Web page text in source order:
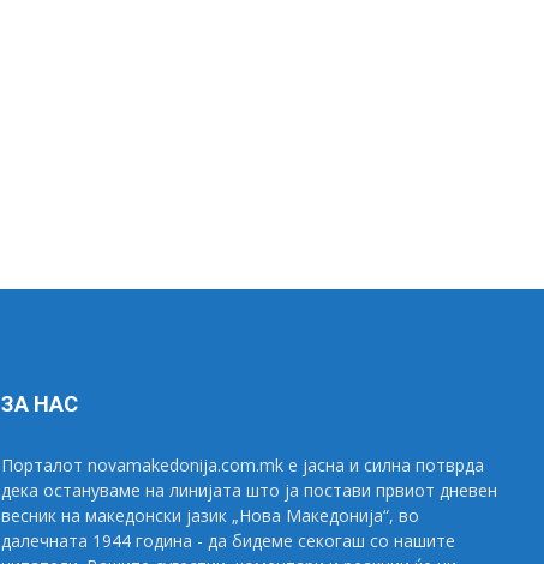
ЗА НАС
Порталот novamakedonija.com.mk е јасна и силна потврда
дека остануваме на линијата што ја постави првиот дневен
весник на македонски јазик „Нова Македонија“, во
далечната 1944 година - да бидеме секогаш со нашите